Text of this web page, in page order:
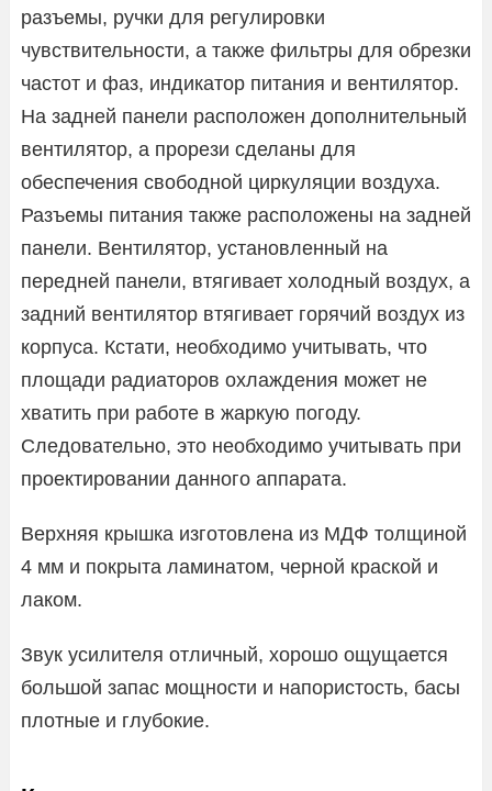
разъемы, ручки для регулировки
чувствительности, а также фильтры для обрезки
частот и фаз, индикатор питания и вентилятор.
На задней панели расположен дополнительный
вентилятор, а прорези сделаны для
обеспечения свободной циркуляции воздуха.
Разъемы питания также расположены на задней
панели. Вентилятор, установленный на
передней панели, втягивает холодный воздух, а
задний вентилятор втягивает горячий воздух из
корпуса. Кстати, необходимо учитывать, что
площади радиаторов охлаждения может не
хватить при работе в жаркую погоду.
Следовательно, это необходимо учитывать при
проектировании данного аппарата.
Верхняя крышка изготовлена ​​из МДФ толщиной
4 мм и покрыта ламинатом, черной краской и
лаком.
Звук усилителя отличный, хорошо ощущается
большой запас мощности и напористость, басы
плотные и глубокие.